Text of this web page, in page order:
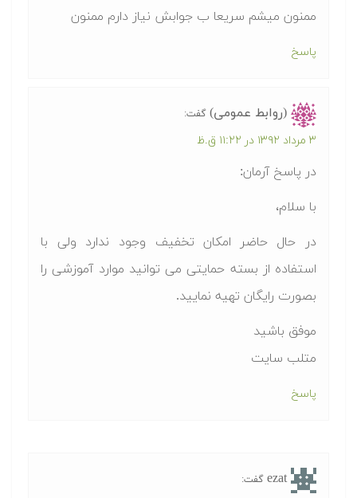
ممنون میشم سریعا ب جوابش نیاز دارم ممنون
پاسخ
(روابط عمومی) گفت:
۳ مرداد ۱۳۹۲ در ۱۱:۲۲ ق.ظ
در پاسخ آرمان:
با سلام،
در حال حاضر امکان تخفیف وجود ندارد ولی با
استفاده از بسته حمایتی می توانید موارد آموزشی را
بصورت رایگان تهیه نمایید.
موفق باشید
متلب سایت
پاسخ
ezat گفت: